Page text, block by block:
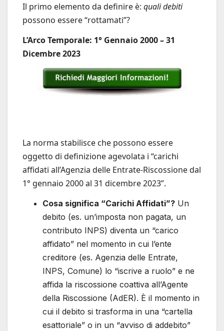
Il primo elemento da definire è: quali debiti
possono essere “rottamati”?
L’Arco Temporale: 1° Gennaio 2000 – 31
Dicembre 2023
La norma stabilisce che possono essere
oggetto di definizione agevolata i “carichi
affidati all’Agenzia delle Entrate-Riscossione dal
1° gennaio 2000 al 31 dicembre 2023”.
Cosa significa “Carichi Affidati”? Un
debito (es. un’imposta non pagata, un
contributo INPS) diventa un “carico
affidato” nel momento in cui l’ente
creditore (es. Agenzia delle Entrate,
INPS, Comune) lo “iscrive a ruolo” e ne
affida la riscossione coattiva all’Agente
della Riscossione (AdER). È il momento in
cui il debito si trasforma in una “cartella
esattoriale” o in un “avviso di addebito”